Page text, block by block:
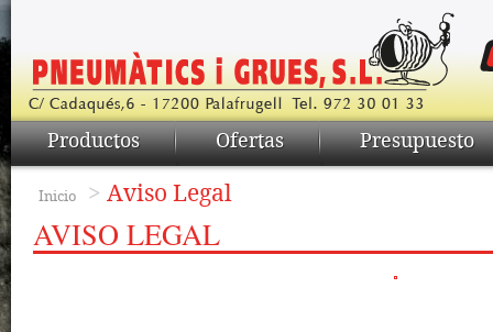
Productos Ofertas Presupuesto
Inicio > Aviso Legal
AVISO LEGAL